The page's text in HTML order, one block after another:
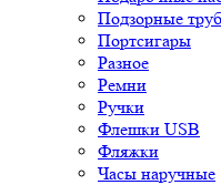
Подзорные
Портсигары
Разное
Ремни
Ручки
Флешки USB
Фляжки
Часы наручные